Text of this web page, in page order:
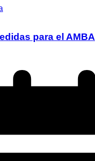
para el AMBA